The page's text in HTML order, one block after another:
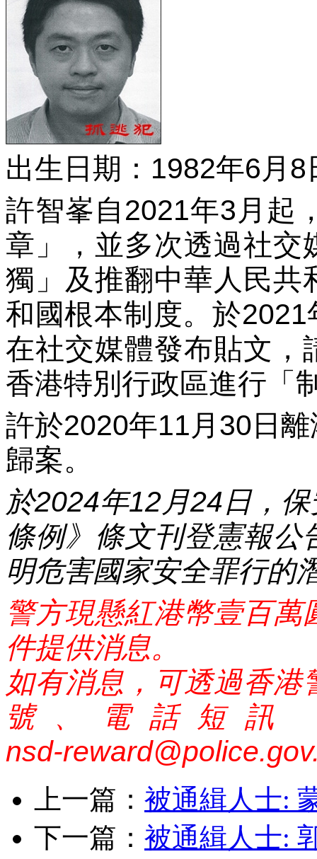
出生日期：1982年6月8
許智峯自2021年3月起
章」，並多次透過社交
獨」及推翻中華人民共
和國根本制度。於
在社交媒體發布貼文，
香港特別行政區進行「
許於2020年11月30日
歸案。
於2024年12月24日，
條例》條文刊登憲報
明危害國家安全罪行的
警方現懸紅港幣壹百
件提供消息。
如有消息，可透過香
號、電話短訊
nsd-
上一篇： 被通緝人士:
下一篇： 被通緝人士: